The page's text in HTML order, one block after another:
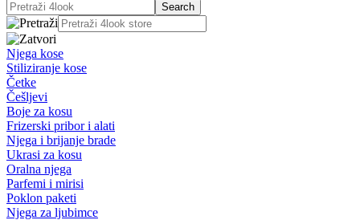
Njega kose
Stiliziranje kose
Četke
Češljevi
Boje za kosu
Frizerski pribor i alati
Njega i brijanje brade
Ukrasi za kosu
Oralna njega
Parfemi i mirisi
Poklon paketi
Njega za ljubimce